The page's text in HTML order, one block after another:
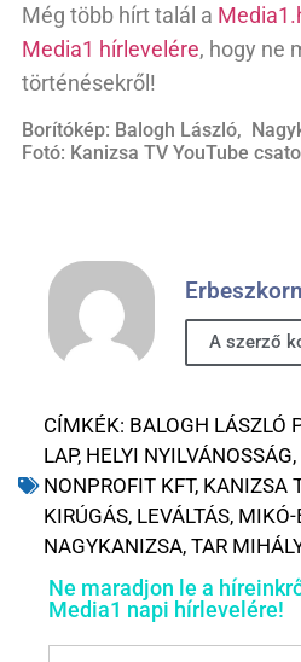
Még több hírt talál a
Media1 hírlevelére, hogy ne
történésekről!
Borítókép: Balogh László,
Fotó: Kanizsa TV YouTube
A szerző
CÍMKÉK: BALOGH LÁSZLÓ
LAP, HELYI NYILVÁNOSSÁG,
NONPROFIT KFT, KANIZSA
KIRÚGÁS, LEVÁLTÁS, MIKÓ-
NAGYKANIZSA, TAR
Ne maradjon le a
Media1 napi hírlevelére!